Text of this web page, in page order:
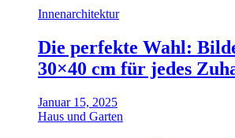
Innenarchitektur
Die perfekte Wahl:
30×40 cm für jedes
Januar 15, 2025
Haus und Garten